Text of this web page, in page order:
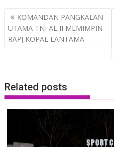
Post
navigation
KOMANDAN PANGKALAN
UTAMA TNI AL II MEMIMPIN
RAPJ KOPAL LANTAMA
Related posts